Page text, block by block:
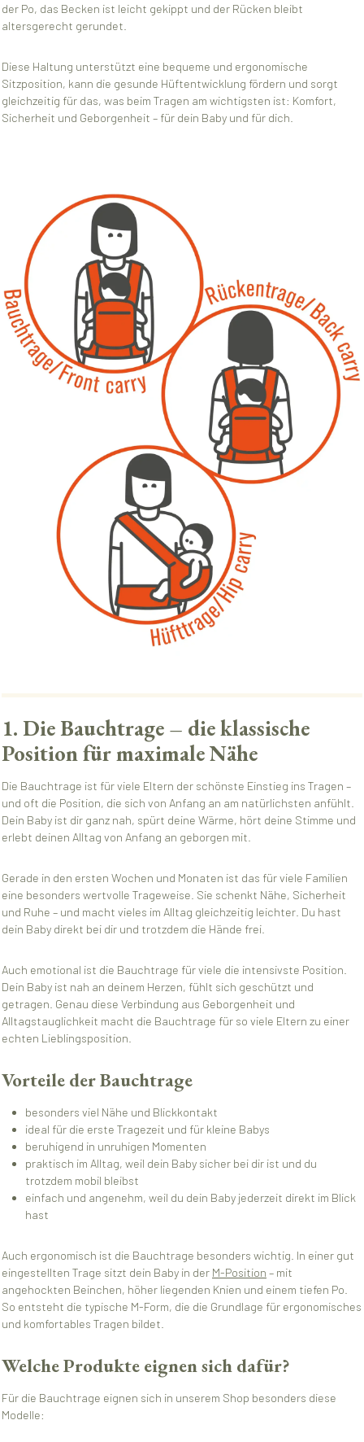
der Po, das Becken ist leicht gekippt und der Rücken bleibt
altersgerecht gerundet.
Diese Haltung unterstützt eine bequeme und ergonomische
Sitzposition, kann die gesunde Hüftentwicklung fördern und sorgt
gleichzeitig für das, was beim Tragen am wichtigsten ist: Komfort,
Sicherheit und Geborgenheit – für dein Baby und für dich.
1. Die Bauchtrage – die klassische
Position für maximale Nähe
Die Bauchtrage ist für viele Eltern der schönste Einstieg ins Tragen –
und oft die Position, die sich von Anfang an am natürlichsten anfühlt.
Dein Baby ist dir ganz nah, spürt deine Wärme, hört deine Stimme und
erlebt deinen Alltag von Anfang an geborgen mit.
Gerade in den ersten Wochen und Monaten ist das für viele Familien
eine besonders wertvolle Trageweise. Sie schenkt Nähe, Sicherheit
und Ruhe – und macht vieles im Alltag gleichzeitig leichter. Du hast
dein Baby direkt bei dir und trotzdem die Hände frei.
Auch emotional ist die Bauchtrage für viele die intensivste Position.
Dein Baby ist nah an deinem Herzen, fühlt sich geschützt und
getragen. Genau diese Verbindung aus Geborgenheit und
Alltagstauglichkeit macht die Bauchtrage für so viele Eltern zu einer
echten Lieblingsposition.
Vorteile der Bauchtrage
besonders viel Nähe und Blickkontakt
ideal für die erste Tragezeit und für kleine Babys
beruhigend in unruhigen Momenten
praktisch im Alltag, weil dein Baby sicher bei dir ist und du
trotzdem mobil bleibst
einfach und angenehm, weil du dein Baby jederzeit direkt im Blick
hast
Auch ergonomisch ist die Bauchtrage besonders wichtig. In einer gut
eingestellten Trage sitzt dein Baby in der M-Position – mit
angehockten Beinchen, höher liegenden Knien und einem tiefen Po.
So entsteht die typische M-Form, die die Grundlage für ergonomisches
und komfortables Tragen bildet.
Welche Produkte eignen sich dafür?
Für die Bauchtrage eignen sich in unserem Shop besonders diese
Modelle: